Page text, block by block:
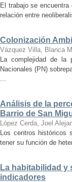
El trabajo se
relación entre
Colonización
Vázquez Villa, Blanca
La complejidad de la
Nacionales (PN)
...
Análisis de la
Barrio de San
López Cerda, Joel
Los centros históricos
tener su función de
La habitabilidad y
indicadores